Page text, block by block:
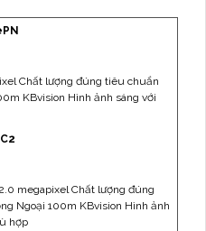
Chất lượng đúng tiêu chuẩn
KBvision Hình ảnh sáng với
megapixel Chất lượng đúng
Ngoại 100m KBvision Hình ảnh
hợp